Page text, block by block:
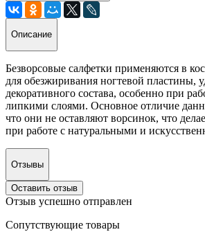
Описание
Безворсовые салфетки применяются в
для обезжиривания ногтевой пластины,
декоративного состава, особенно при
липкими слоями. Основное отличие
что они не оставляют ворсинок, что
при работе с натуральными и
Отзывы
Оставить отзыв
Отзыв успешно отправлен
Сопутствующие товары